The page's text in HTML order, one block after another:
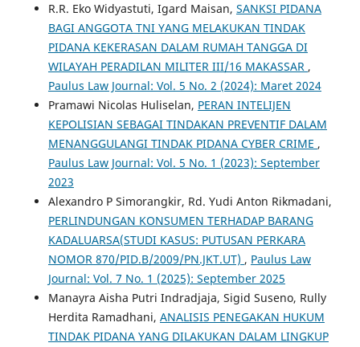
R.R. Eko Widyastuti, Igard Maisan, SANKSI PIDANA
BAGI ANGGOTA TNI YANG MELAKUKAN TINDAK
PIDANA KEKERASAN DALAM RUMAH TANGGA DI
WILAYAH PERADILAN MILITER III/16 MAKASSAR ,
Paulus Law Journal: Vol. 5 No. 2 (2024): Maret 2024
Pramawi Nicolas Huliselan, PERAN INTELIJEN
KEPOLISIAN SEBAGAI TINDAKAN PREVENTIF DALAM
MENANGGULANGI TINDAK PIDANA CYBER CRIME ,
Paulus Law Journal: Vol. 5 No. 1 (2023): September
2023
Alexandro P Simorangkir, Rd. Yudi Anton Rikmadani,
PERLINDUNGAN KONSUMEN TERHADAP BARANG
KADALUARSA(STUDI KASUS: PUTUSAN PERKARA
NOMOR 870/PID.B/2009/PN.JKT.UT) , Paulus Law
Journal: Vol. 7 No. 1 (2025): September 2025
Manayra Aisha Putri Indradjaja, Sigid Suseno, Rully
Herdita Ramadhani, ANALISIS PENEGAKAN HUKUM
TINDAK PIDANA YANG DILAKUKAN DALAM LINGKUP